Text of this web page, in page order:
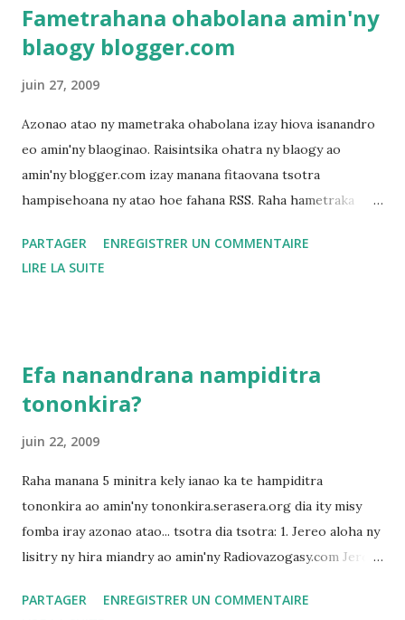
Fametrahana ohabolana amin'ny
blaogy blogger.com
juin 27, 2009
Azonao atao ny mametraka ohabolana izay hiova isanandro
eo amin'ny blaoginao. Raisintsika ohatra ny blaogy ao
amin'ny blogger.com izay manana fitaovana tsotra
hampisehoana ny atao hoe fahana RSS. Raha hametraka
midira ao amin'ny toerana fikirakirana ny endrika
PARTAGER
ENREGISTRER UN COMMENTAIRE
LIRE LA SUITE
Efa nanandrana nampiditra
tononkira?
juin 22, 2009
Raha manana 5 minitra kely ianao ka te hampiditra
tononkira ao amin'ny tononkira.serasera.org dia ity misy
fomba iray azonao atao... tsotra dia tsotra: 1. Jereo aloha ny
lisitry ny hira miandry ao amin'ny Radiovazogasy.com Jereo
tononkira. 2. Jereo ao amin'ny tononkira raha toa ka mbola
PARTAGER
ENREGISTRER UN COMMENTAIRE